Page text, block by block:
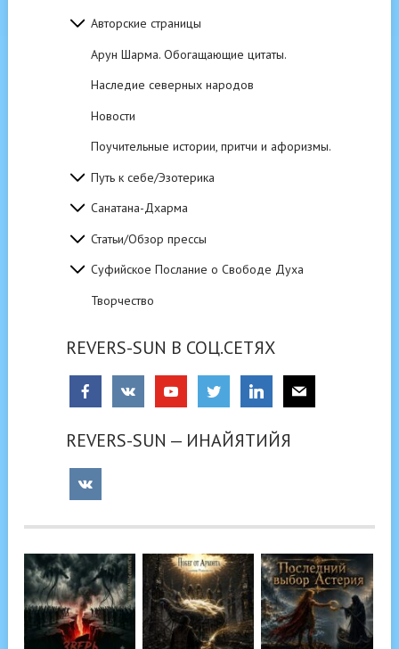
Авторские страницы
Арун Шарма. Обогащающие цитаты.
Наследие северных народов
Новости
Поучительные истории, притчи и афоризмы.
Путь к себе/Эзотерика
Санатана-Дхарма
Статьи/Обзор прессы
Суфийское Послание о Свободе Духа
Творчество
REVERS-SUN В СОЦ.СЕТЯХ
REVERS-SUN — ИНАЙЯТИЙЯ